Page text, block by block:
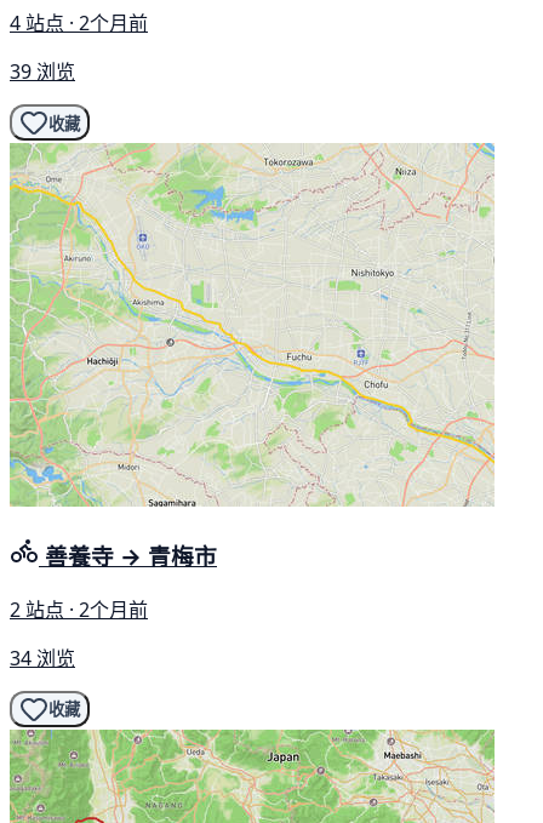
4 站点 · 2个月前
39 浏览
收藏
善養寺 → 青梅市
2 站点 · 2个月前
34 浏览
收藏